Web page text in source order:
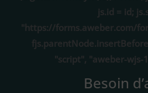
js.id = id;
"https://forms.aweber.com/
"script", "aweber-wjs-
Besoin